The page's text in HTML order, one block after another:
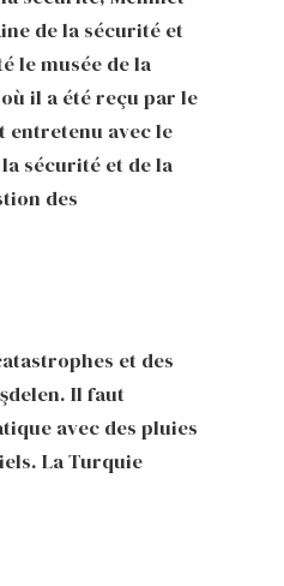
de la sécurité et
le musée de la
il a été reçu par le
entretenu avec le
sécurité et de la
des
et des
Il faut
avec des pluies
La Turquie